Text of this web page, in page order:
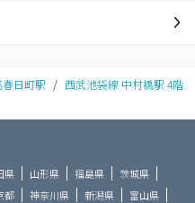
日町駅 / 西武池袋線 中村橋駅 4階
県 山形県 福島県
茨城県
都 神奈川県 新潟県
富山県